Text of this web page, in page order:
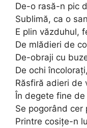
De-o rasă-n pic
Sublimă, ca o
E plin văzduhul,
De mlădieri de
De-obraji cu
De ochi
Răsfiră adieri de
În degete fine de
Se pogorând cer
Printre cosiţe-n